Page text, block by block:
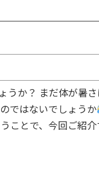
うか？ まだ体が暑
ではないでしょうか
ことで、今回ご紹